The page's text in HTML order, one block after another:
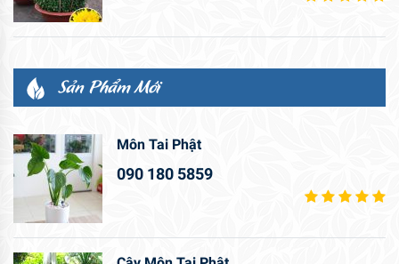
Sản Phẩm Mới
Môn Tai Phật
090 180 5859